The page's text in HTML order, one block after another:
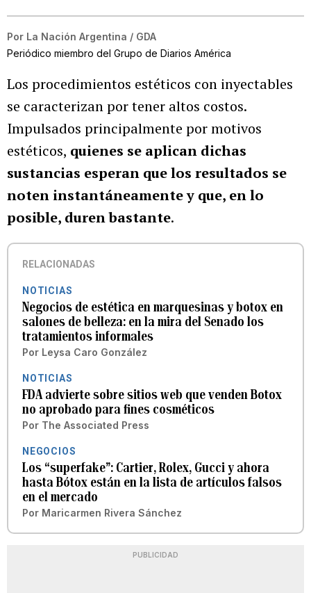
Por La Nación Argentina / GDA
Periódico miembro del Grupo de Diarios América
Los procedimientos estéticos con inyectables
se caracterizan por tener altos costos.
Impulsados principalmente por motivos
estéticos, quienes se aplican dichas
sustancias esperan que los resultados se
noten instantáneamente y que, en lo
posible, duren bastante.
RELACIONADAS
NOTICIAS
Negocios de estética en marquesinas y botox en
salones de belleza: en la mira del Senado los
tratamientos informales
Por Leysa Caro González
NOTICIAS
FDA advierte sobre sitios web que venden Botox
no aprobado para fines cosméticos
Por The Associated Press
NEGOCIOS
Los “superfake”: Cartier, Rolex, Gucci y ahora
hasta Bótox están en la lista de artículos falsos
en el mercado
Por Maricarmen Rivera Sánchez
PUBLICIDAD